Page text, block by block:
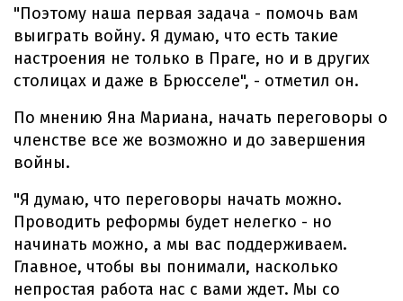
"Поэтому наша первая задача - помочь вам
выиграть войну. Я думаю, что есть такие
настроения не только в Праге, но и в других
столицах и даже в Брюсселе", - отметил он.
По мнению Яна Мариана, начать переговоры о
членстве все же возможно и до завершения
войны.
"Я думаю, что переговоры начать можно.
Проводить реформы будет нелегко - но
начинать можно, а мы вас поддерживаем.
Главное, чтобы вы понимали, насколько
непростая работа нас с вами ждет. Мы со